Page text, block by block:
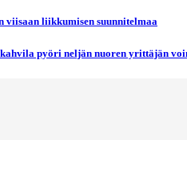
viisaan liikkumisen suunnitelmaa
pyöri neljän nuoren yrittäjän